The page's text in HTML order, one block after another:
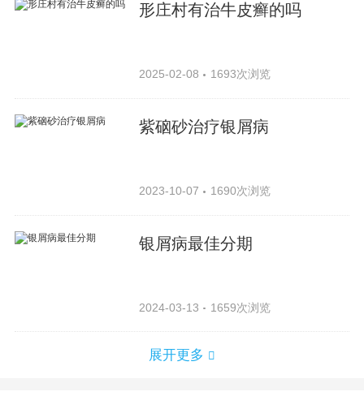
形庄村有治牛皮癣的吗
2025-02-08 1693次浏览
紫硇砂治疗银屑病
2023-10-07 1690次浏览
银屑病最佳分期
2024-03-13 1659次浏览
展开更多